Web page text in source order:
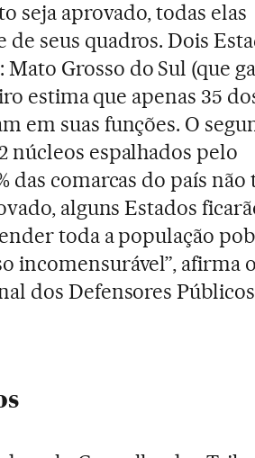
seja aprovado, todas elas
seus quadros. Dois
Grosso do Sul (que
estima que apenas 35
em suas funções. O
núcleos espalhados pelo
das comarcas do país não
alguns Estados
toda a população
incomensurável”, afirma o
dos Defensores Públicos